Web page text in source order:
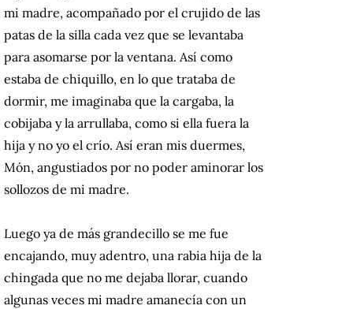
mi madre, acompañado por el crujido de las
patas de la silla cada vez que se levantaba
para asomarse por la ventana. Así como
estaba de chiquillo, en lo que trataba de
dormir, me imaginaba que la cargaba, la
cobijaba y la arrullaba, como si ella fuera la
hija y no yo el crío. Así eran mis duermes,
Món, angustiados por no poder aminorar los
sollozos de mi madre.
Luego ya de más grandecillo se me fue
encajando, muy adentro, una rabia hija de la
chingada que no me dejaba llorar, cuando
algunas veces mi madre amanecía con un